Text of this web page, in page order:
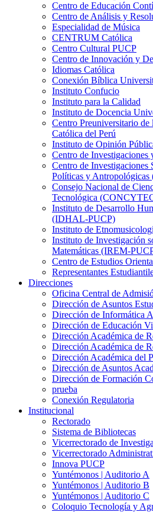
Centro de Educación
Centro de Análisis y
Especialidad de Música
CENTRUM Católica
Centro Cultural PUCP
Centro de Innovación y
Idiomas Católica
Conexión Bíblica
Instituto Confucio
Instituto para la Calidad
Instituto de Docencia
Centro Preuniversitario
Católica del Perú
Instituto de Opinión
Centro de Investigaciones
Centro de Investigaciones
Políticas y Antropológicas
Consejo Nacional de
Tecnológica
Instituto de Desarrollo
(IDHAL-PUCP)
Instituto de
Instituto de Investigación
Matemáticas (IREM-
Centro de Estudios
Representantes
Direcciones
Oficina Central de
Dirección de Asuntos
Dirección de Informática
Dirección de Educación
Dirección Académica de
Dirección Académica de
Dirección Académica del
Dirección de Asuntos
Dirección de Formación
prueba
Conexión Regulatoria
Institucional
Rectorado
Sistema de Bibliotecas
Vicerrectorado de
Vicerrectorado
Innova PUCP
Yuntémonos | Auditorio A
Yuntémonos | Auditorio B
Yuntémonos | Auditorio C
Coloquio Tecnología y